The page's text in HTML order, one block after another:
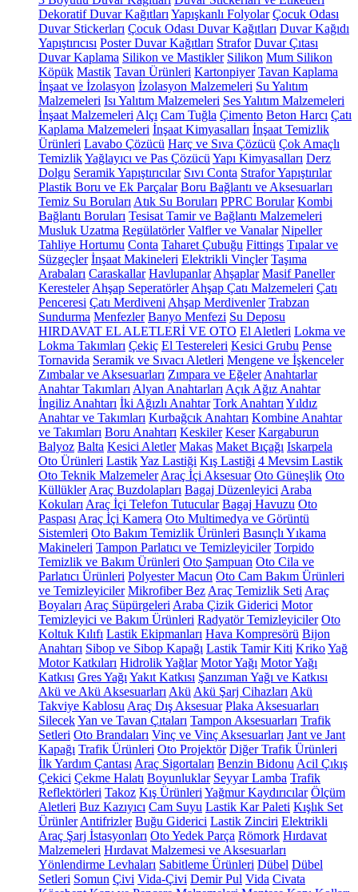
Dekoratif Duvar Kağıtları Yapışkanlı Folyolar Çocuk Odası
Duvar Stickerları Çocuk Odası Duvar Kağıtları Duvar Kağıdı
Yapıştırıcısı Poster Duvar Kağıtları Strafor Duvar Çıtası
Duvar Kaplama Silikon ve Mastikler Silikon Mum Silikon
Köpük Mastik Tavan Ürünleri Kartonpiyer Tavan Kaplama
İnşaat ve İzolasyon İzolasyon Malzemeleri Su Yalıtım
Malzemeleri Isı Yalıtım Malzemeleri Ses Yalıtım Malzemeleri
İnşaat Malzemeleri Alçı Cam Tuğla Çimento Beton Harcı Çatı
Kaplama Malzemeleri İnşaat Kimyasalları İnşaat Temizlik
Ürünleri Lavabo Çözücü Harç ve Sıva Çözücü Çok Amaçlı
TemizlikYağlayıcı ve Pas Çözücü Yapı Kimyasalları Derz
Dolgu Seramik Yapıştırıcılar Sıvı Conta Strafor Yapıştırılar
Plastik Boru ve Ek Parçalar Boru Bağlantı ve Aksesuarları
Temiz Su Boruları Atık Su Boruları PPRC Borular Kombi
Bağlantı Boruları Tesisat Tamir ve Bağlantı Malzemeleri
Musluk Uzatma Regülatörler Valfler ve Vanalar Nipeller
Tahliye Hortumu Conta Taharet Çubuğu Fittings Tıpalar ve
Süzgeçler İnşaat Makineleri Elektrikli Vinçler Taşıma
Arabaları Caraskallar Havlupanlar Ahşaplar Masif Paneller
Keresteler Ahşap Seperatörler Ahşap Çatı Malzemeleri Çatı
Penceresi Çatı Merdiveni Ahşap Merdivenler Trabzan
Sundurma Menfezler Banyo Menfezi Su Deposu
HIRDAVAT EL ALETLERİ VE OTO El Aletleri Lokma ve
Lokma Takımları Çekiç El Testereleri Kesici Grubu Pense
Tornavida Seramik ve Sıvacı Aletleri Mengene ve İşkenceler
Zımbalar ve Aksesuarları Zımpara ve Eğeler Anahtarlar
Anahtar Takımları Alyan Anahtarları Açık Ağız Anahtar
İngiliz Anahtarı İki Ağızlı Anahtar Tork Anahtarı Yıldız
Anahtar ve Takımları Kurbağcık Anahtarı Kombine Anahtar
ve Takımları Boru Anahtarı Keskiler Keser Kargaburun
Balyoz Balta Kesici Aletler Makas Maket Bıçağı Iskarpela
Oto Ürünleri LastikYaz Lastiği Kış Lastiği 4 Mevsim Lastik
Oto Teknik Malzemeler Araç İçi Aksesuar Oto Güneşlik Oto
Küllükler Araç Buzdolapları Bagaj Düzenleyici Araba
Kokuları Araç İçi Telefon Tutucular Bagaj Havuzu Oto
Paspası Araç İçi Kamera Oto Multimedya ve Görüntü
Sistemleri Oto Bakım Temizlik Ürünleri Basınçlı Yıkama
Makineleri Tampon Parlatıcı ve Temizleyiciler Torpido
Temizlik ve Bakım Ürünleri Oto Şampuan Oto Cila ve
Parlatıcı Ürünleri Polyester Macun Oto Cam Bakım Ürünleri
ve Temizleyiciler Mikrofiber Bez Araç Temizlik Seti Araç
Boyaları Araç Süpürgeleri Araba Çizik Giderici Motor
Temizleyici ve Bakım Ürünleri Radyatör Temizleyiciler Oto
Koltuk Kılıfı Lastik Ekipmanları Hava Kompresörü Bijon
Anahtarı Sibop ve Sibop Kapağı Lastik Tamir Kiti KrikoYağ
Motor Katkıları Hidrolik Yağlar Motor Yağı Motor Yağı
Katkısı Gres Yağı Yakıt Katkısı Şanzıman Yağı ve Katkısı
Akü ve Akü Aksesuarları Akü Akü Şarj Cihazları Akü
Takviye Kablosu Araç Dış Aksesuar Plaka Aksesuarları
SilecekYan ve Tavan Çıtaları Tampon Aksesuarları Trafik
Setleri Oto Brandaları Vinç ve Vinç Aksesuarları Jant ve Jant
Kapağı Trafik Ürünleri Oto Projektör Diğer Trafik Ürünleri
İlk Yardım Çantası Araç Sigortaları Benzin Bidonu Acil Çıkış
Çekici Çekme Halatı Boyunluklar Seyyar Lamba Trafik
Reflektörleri Takoz Kış Ürünleri Yağmur Kaydırıcılar Ölçüm
Aletleri Buz Kazıyıcı Cam Suyu Lastik Kar Paleti Kışlık Set
Ürünler Antifrizler Buğu Giderici Lastik Zinciri Elektrikli
Araç Şarj İstasyonları Oto Yedek Parça Römork Hırdavat
Malzemeleri Hırdavat Malzemesi ve Aksesuarları
Yönlendirme Levhaları Sabitleme Ürünleri Dübel Dübel
Setleri Somun Çivi Vida-Çivi Demir Pul Vida Civata